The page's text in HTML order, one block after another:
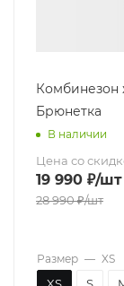
Брюнетка
В наличии
Цена со
19 990 ₽/шт
28 990₽/шт
Размер — XS